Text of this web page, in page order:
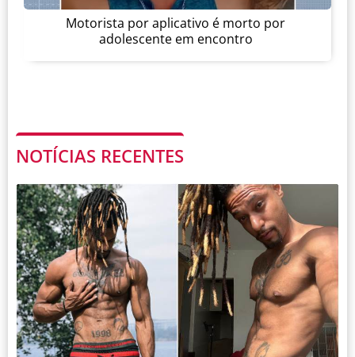
Motorista por aplicativo é morto por
adolescente em encontro
NOTÍCIAS RECENTES